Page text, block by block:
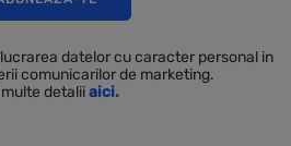
datelor cu caracter personal in
comunicarilor de marketing.
multe detaliiaici.